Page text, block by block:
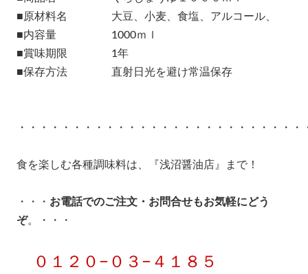
■原材料名 大豆、小麦、食塩、アルコール、
■内容量 1000ｍｌ
■賞味期限 1年
■保存方法 直射日光を避け常温保存
・・・・・・・・・・・・・・・・・・・・・・・・・
食を楽しむ各種調味料は、『浅沼醤油店』まで！
・・・ お電話でのご注文・お問合せもお気軽にどう
ぞ。・・・
０１２０−０３−４１８５